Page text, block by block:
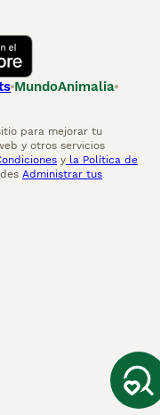
MundoAnimalia
para mejorar tu
y otros servicios
y la Política de
Administrar tus